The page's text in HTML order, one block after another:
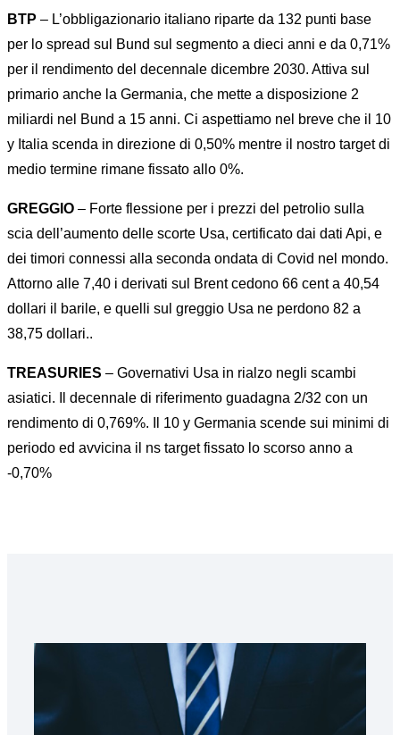
BTP – L’obbligazionario italiano riparte da 132 punti base
per lo spread sul Bund sul segmento a dieci anni e da 0,71%
per il rendimento del decennale dicembre 2030. Attiva sul
primario anche la Germania, che mette a disposizione 2
miliardi nel Bund a 15 anni. Ci aspettiamo nel breve che il 10
y Italia scenda in direzione di 0,50% mentre il nostro target di
medio termine rimane fissato allo 0%.
GREGGIO – Forte flessione per i prezzi del petrolio sulla
scia dell’aumento delle scorte Usa, certificato dai dati Api, e
dei timori connessi alla seconda ondata di Covid nel mondo.
Attorno alle 7,40 i derivati sul Brent cedono 66 cent a 40,54
dollari il barile, e quelli sul greggio Usa ne perdono 82 a
38,75 dollari..
TREASURIES – Governativi Usa in rialzo negli scambi
asiatici. Il decennale di riferimento guadagna 2/32 con un
rendimento di 0,769%. Il 10 y Germania scende sui minimi di
periodo ed avvicina il ns target fissato lo scorso anno a
-0,70%